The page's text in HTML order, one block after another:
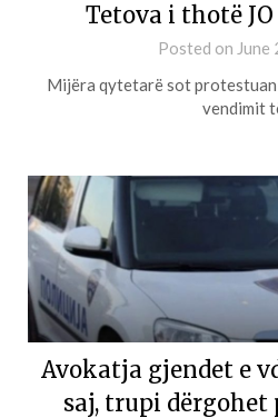
Tetova i thotë
Posted on June
Mijëra qytetarë sot protestuan
vendimit
Avokatja gjendet e
saj, trupi dërgohet